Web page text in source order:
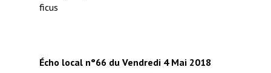
ficus
Écho local n°66 du Vendredi 4 Mai 2018